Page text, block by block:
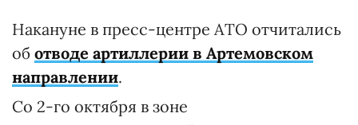
Накануне в пресс-центре АТО отчитались
об отводе артиллерии в Артемовском
направлении.
Со 2-го октября в зоне